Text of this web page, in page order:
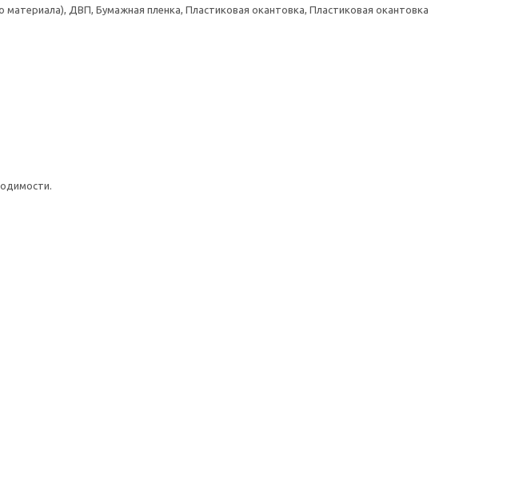
ДВП, Бумажная пленка, Пластиковая окантовка, Пластиковая окантовка